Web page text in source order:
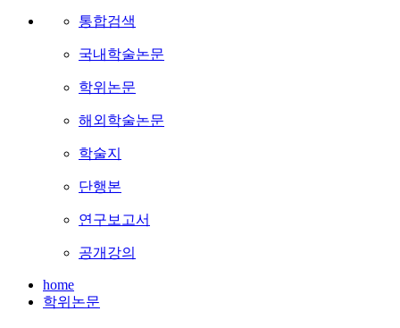
통합검색
국내학술논문
학위논문
해외학술논문
학술지
단행본
연구보고서
공개강의
home
학위논문